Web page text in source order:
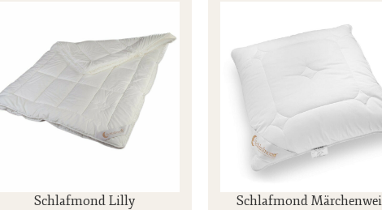
Schlafmond Lilly
Schlafmond